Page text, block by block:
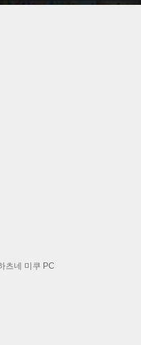
VPN - The
사
츠네 미쿠 PC